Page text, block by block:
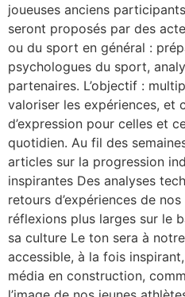
joueuses anciens
seront proposés par des
ou du sport en général :
psychologues du sport,
partenaires. L’objectif :
valoriser les expériences, et
d’expression pour celles et
quotidien. Au fil des
articles sur la progression
inspirantes Des analyses
retours d’expériences de
réflexions plus larges sur le
sa culture Le ton sera à
accessible, à la fois
média en construction,